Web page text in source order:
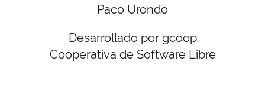
Paco Urondo
Desarrollado por gcoop
Cooperativa de Software Libre